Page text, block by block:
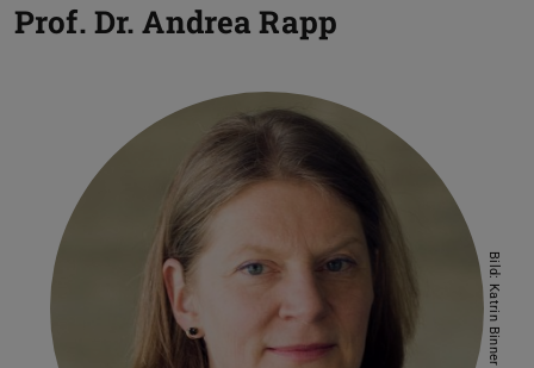
Prof. Dr. Andrea Rapp
Bild: Katrin Binner